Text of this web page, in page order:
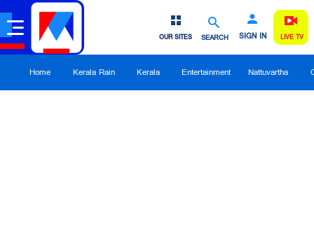
SEARCH SIGN IN
OUR SITES LIVE TV
Home Kerala Rain Kerala Entertainment Nattuvartha